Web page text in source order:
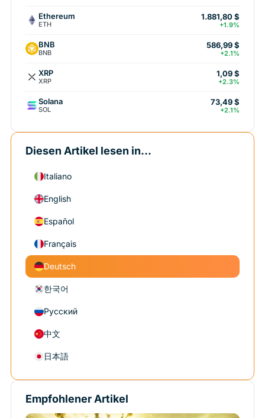
Ethereum
ETH
1.881,80 $
+1.9%
BNB
BNB
586,99 $
+2.1%
XRP
XRP
1,09 $
+2.3%
Solana
SOL
73,49 $
+2.1%
Diesen Artikel lesen in...
Italiano
English
Español
Français
Deutsch
한국어
Русский
中文
日本語
Empfohlener Artikel